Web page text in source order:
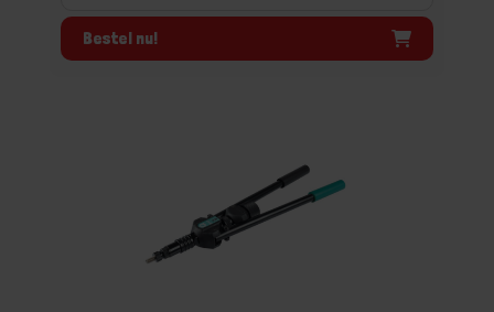
Bestel nu!